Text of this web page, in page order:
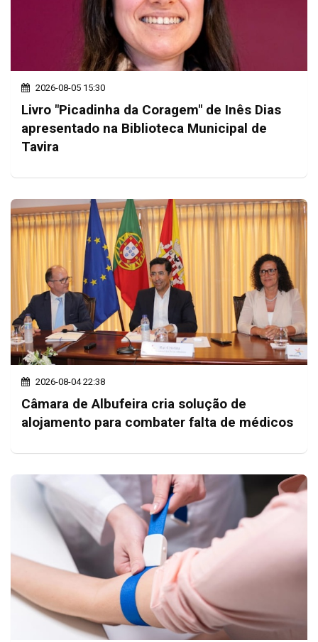
2026-08-05 15:30
Livro "Picadinha da Coragem" de Inês Dias
apresentado na Biblioteca Municipal de
Tavira
2026-08-04 22:38
Câmara de Albufeira cria solução de
alojamento para combater falta de médicos